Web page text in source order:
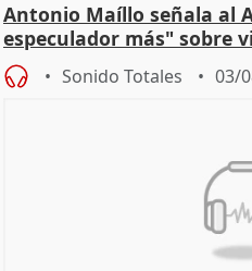
Antonio Maíllo señala al
especulador más" sobre
Becerril
Sonido Totales 03/